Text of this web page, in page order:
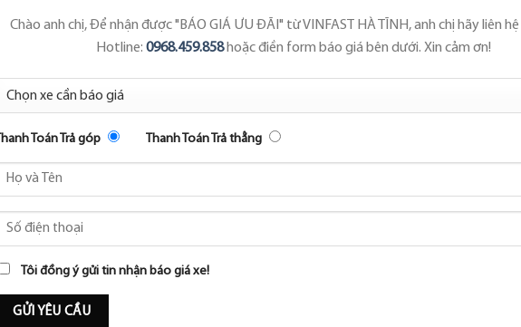
Chào anh chị, Để nhận được "BÁO GIÁ ƯU ĐÃI" từ VINFAST HÀ TĨNH, anh chị hãy liên
Hotline: 0968.459.858hoặc điền form báo giá bên dưới. Xin cảm ơn!
Thanh Toán Trả góp Thanh Toán Trả thẳng
Tôi đồng ý gửi tin nhận báo giá xe!